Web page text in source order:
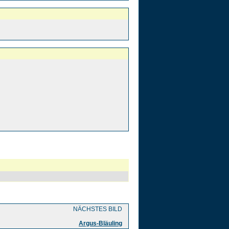
NÄCHSTES BILD
Argus-Bläuling